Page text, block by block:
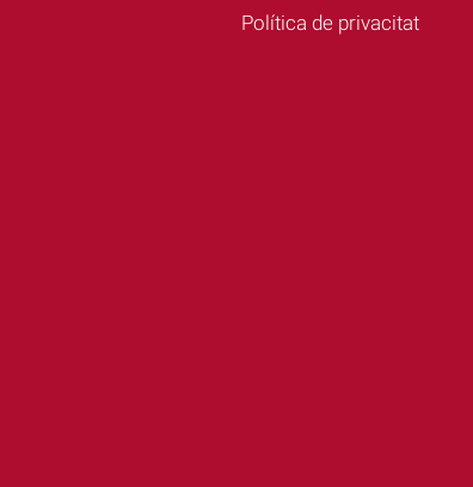
Política de privacitat